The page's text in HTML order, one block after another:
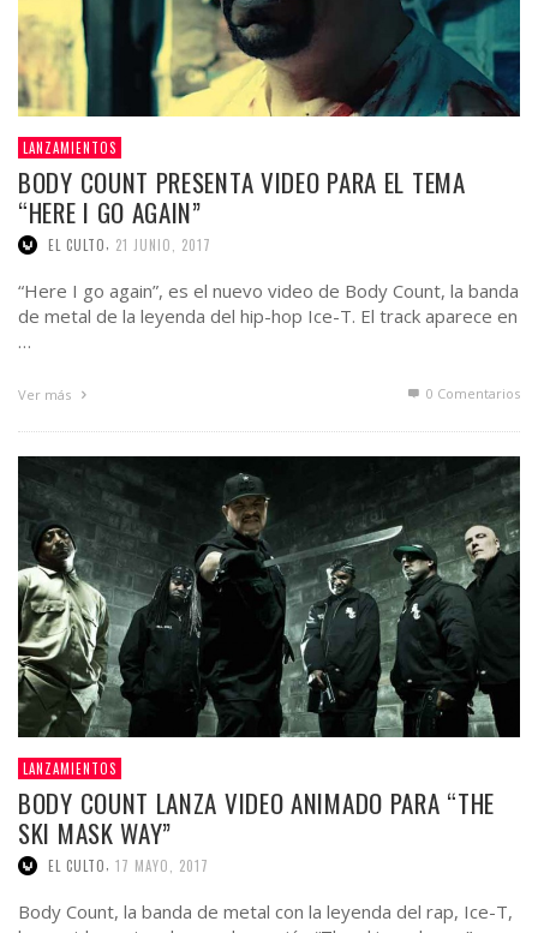
LANZAMIENTOS
BODY COUNT PRESENTA VIDEO PARA EL TEMA
“HERE I GO AGAIN”
EL CULTO, 21 JUNIO, 2017
“Here I go again”, es el nuevo video de Body Count, la banda
de metal de la leyenda del hip-hop Ice-T. El track aparece en
…
Ver más 0 Comentarios
LANZAMIENTOS
BODY COUNT LANZA VIDEO ANIMADO PARA “THE
SKI MASK WAY”
EL CULTO, 17 MAYO, 2017
Body Count, la banda de metal con la leyenda del rap, Ice-T,